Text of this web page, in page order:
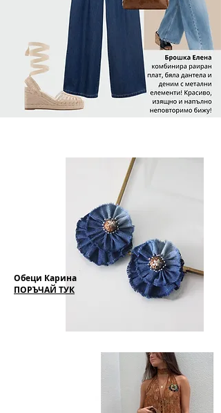
Обеци Карина
ПОРЪЧАЙ ТУК